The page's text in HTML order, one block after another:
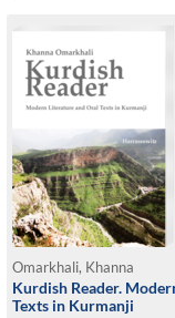
Omarkhali, Khanna
Kurdish Reader.
Texts in Kurmanji